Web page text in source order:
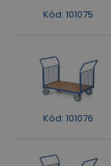
Kód: 101075
Kód: 101076